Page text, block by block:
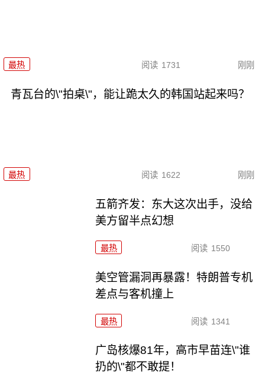
最热 阅读 1731 刚刚
青瓦台的\"拍桌\"，能让跪太久的韩国站起来吗？
最热 阅读 1622 刚刚
五箭齐发：东大这次出手，没给
美方留半点幻想
最热 阅读 1550
美空管漏洞再暴露！特朗普专机
差点与客机撞上
最热 阅读 1341
广岛核爆81年，高市早苗连\"谁
扔的\"都不敢提！